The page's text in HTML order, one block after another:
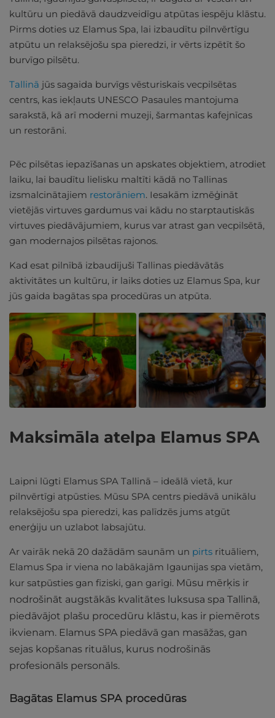
kultūru un piedāvā daudzveidīgu atpūtas iespēju klāstu.
Pirms doties uz Elamus Spa, lai izbaudītu pilnvērtīgu
atpūtu un relaksējošu spa pieredzi, ir vērts izpētīt šo
burvīgo pilsētu.
Tallinā jūs sagaida burvīgs vēsturiskais vecpilsētas
centrs, kas iekļauts UNESCO Pasaules mantojuma
sarakstā, kā arī moderni muzeji, šarmantas kafejnīcas
un restorāni.
Pēc pilsētas iepazīšanas un apskates objektiem, atrodiet
laiku, lai baudītu lielisku maltīti kādā no Tallinas
izsmalcinātajiem restorāniem. Iesakām izmēģināt
vietējās virtuves gardumus vai kādu no starptautiskās
virtuves piedāvājumiem, kurus var atrast gan vecpilsētā,
gan modernajos pilsētas rajonos.
Kad esat pilnībā izbaudījuši Tallinas piedāvātās
aktivitātes un kultūru, ir laiks doties uz Elamus Spa, kur
jūs gaida bagātas spa procedūras un atpūta.
Maksimāla atelpa Elamus SPA
Laipni lūgti Elamus SPA Tallinā – ideālā vietā, kur
pilnvērtīgi atpūsties. Mūsu SPA centrs piedāvā unikālu
relaksējošu spa pieredzi, kas palīdzēs jums atgūt
enerģiju un uzlabot labsajūtu.
Ar vairāk nekā 20 dažādām saunām un pirts rituāliem,
Elamus Spa ir viena no labākajām Igaunijas spa vietām,
kur satpūsties gan fiziski, gan garīgi. Mūsu mērķis ir
nodrošināt augstākās kvalitātes luksusa spa Tallinā,
piedāvājot plašu procedūru klāstu, kas ir piemērots
ikvienam. Elamus SPA piedāvā gan masāžas, gan
sejas kopšanas rituālus, kurus nodrošinās
profesionāls personāls.
Bagātas Elamus SPA procedūras